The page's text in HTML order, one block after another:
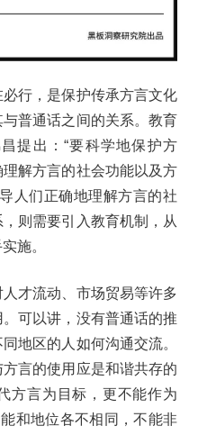
行，是保护传承方言文化
普通话之间的关系。教育
提出：“要科学地保护方
解方言的社会功能以及方
人们正确地理解方言的社
则需要引入教育机制，从
施。
才流动、市场贸易等许多
可以讲，没有普通话的推
地区的人如何沟通交流。
言的使用应是和谐共存的
方言为目标，更不能作为
和地位各不相同，不能非